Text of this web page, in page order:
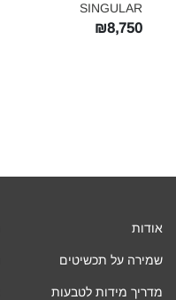
SINGULAR‎
₪8,750
אודות
שמירה על תכשיטים
מדריך מידות לטבעות